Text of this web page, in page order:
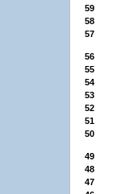
59
58
57
56
55
54
53
52
51
50
49
48
47